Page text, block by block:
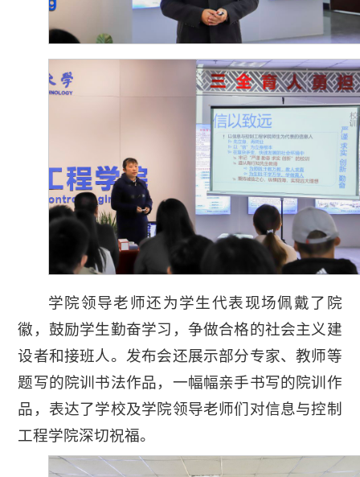
学院领导老师还为学生代表现场佩戴了院
徽，鼓励学生勤奋学习，争做合格的社会主义建
设者和接班人。发布会还展示部分专家、教师等
题写的院训书法作品，一幅幅亲手书写的院训作
品，表达了学校及学院领导老师们对信息与控制
工程学院深切祝福。